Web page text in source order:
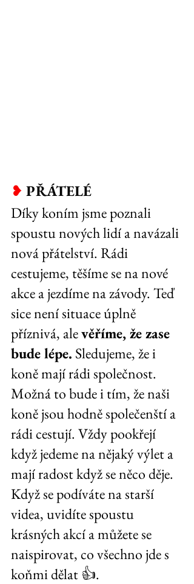
❥ PŘÁTELÉ
Díky koním jsme poznali
spoustu nových lidí a navázali
nová přátelství. Rádi
cestujeme, těšíme se na nové
akce a jezdíme na závody. Teď
sice není situace úplně
příznivá, ale věříme, že zase
bude lépe. Sledujeme, že i
koně mají rádi společnost.
Možná to bude i tím, že naši
koně jsou hodně společenští a
rádi cestují. Vždy pookřejí
když jedeme na nějaký výlet a
mají radost když se něco děje.
Když se podíváte na starší
videa, uvidíte spoustu
krásných akcí a můžete se
naispirovat, co všechno jde s
koňmi dělat 👍.